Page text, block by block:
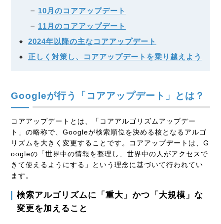
10月のコアアップデート
11月のコアアップデート
2024年以降の主なコアアップデート
正しく対策し、コアアップデートを乗り越えよう
Googleが行う「コアアップデート」とは？
コアアップデートとは、「コアアルゴリズムアップデー
ト」の略称で、Googleが検索順位を決める核となるアルゴ
リズムを大きく変更すること です。コアアップデートは、G
oogleの「世界中の情報を整理し、世界中の人がアクセスで
きて使えるようにする」という理念に基づいて行われてい
ます。
検索アルゴリズムに「重大」かつ「大規模」な
変更を加えること